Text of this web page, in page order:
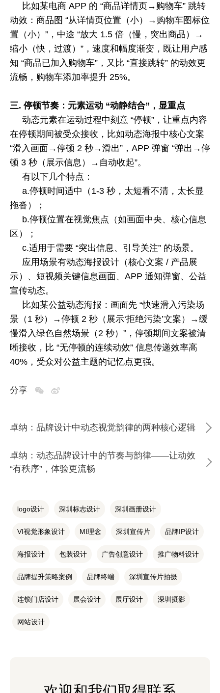
比如某电商 APP 的 “商品详情页→购物车” 跳转
动效：商品图 “从详情页位置（小）→购物车图标位
置（小）”，中途 “放大 1.5 倍（慢，突出商品）→
缩小（快，过渡）”，速度和幅度渐变，既让用户感
知 “商品已加入购物车”，又比 “直接跳转” 的动效更
流畅，购物车添加率提升 25%。
三. 停顿节奏：元素运动 “动静结合”，显重点
动态元素在运动过程中刻意 “停顿”，让重点内容
在停顿期间被受众接收，比如动态海报中核心文案
“滑入画面→停顿 2 秒→滑出”， APP 弹窗 “弹出→停
顿 3 秒（展示信息）→自动收起”。
有以下几个特点：
a.停顿时间适中（ 1-3 秒，太短看不清，太长显
拖沓）；
b.停顿位置在视觉焦点（如画面中央、核心信息
区）；
c.适用于需要 “突出信息、引导关注” 的场景。
应用场景有动态海报设计（核心文案 / 产品展
示）、短视频关键信息画面、 APP 通知弹窗、公益
宣传动态。
比如某公益动态海报：画面先 “快速滑入污染场
景（ 1 秒）→停顿 2 秒（展示‘拒绝污染’文案）→缓
慢滑入绿色自然场景（2 秒）”，停顿期间文案被清
晰接收，比 “无停顿的连续动效” 信息传递效率高
40% ，受众对公益主题的记忆点更强。
分享
卓纳：品牌设计中动态视觉韵律的两种核心逻辑
卓纳：动态品牌设计中的节奏与韵律——让动效
“有秩序”，体验更流畅
logo设计 深圳标志设计 深圳画册设计
VI视觉形象设计 MI理念 深圳宣传片 品牌IP设计
海报设计 包装设计 广告创意设计 推广物料设计
品牌提升策略案例 品牌终端 深圳宣传片拍摄
连锁门店设计 展会设计 展厅设计 深圳摄影
网站设计